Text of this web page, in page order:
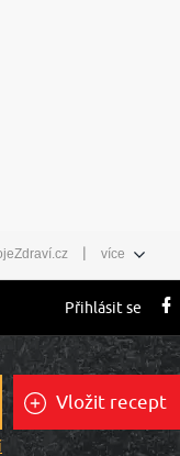
| více
Přihlásit se
Vložit recept